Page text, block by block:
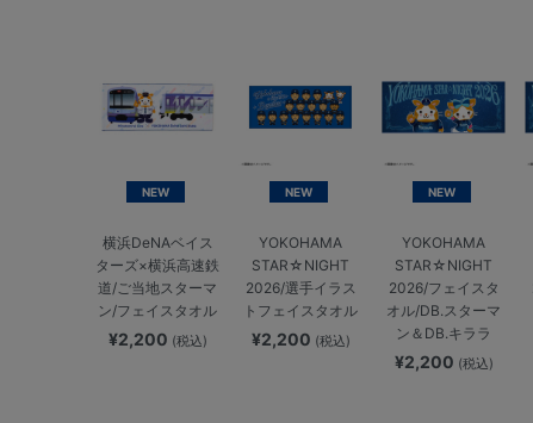
NEW
横浜DeNAベイス
ターズ×横浜高速鉄
道/ご当地スターマ
ン/フェイスタオル
¥2,200 (税込)
NEW
YOKOHAMA
STAR☆NIGHT
2026/選手イラス
トフェイスタオル
¥2,200 (税込)
NEW
YOKOHAMA
STAR☆NIGHT
2026/フェイスタ
オル/DB.スターマ
ン＆DB.キララ
¥2,200 (税込)